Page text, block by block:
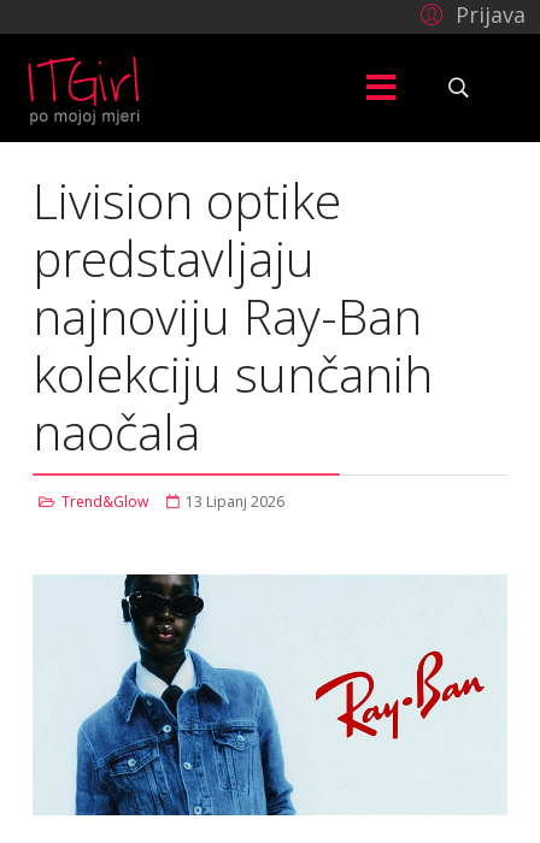
Prijava
Livision optike
predstavljaju
najnoviju Ray-Ban
kolekciju sunčanih
naočala
Trend&Glow 13 Lipanj 2026